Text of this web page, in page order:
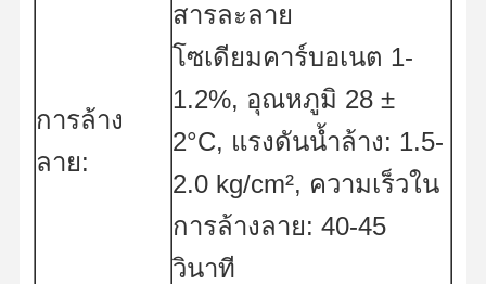
การล้าง
ลาย:
สารละลาย
โซเดียมคาร์บอเนต 1-
1.2%, อุณหภูมิ 28 ±
2°C, แรงดันน้ำล้าง: 1.5-
2.0 kg/cm², ความเร็วใน
การล้างลาย: 40-45
วินาที